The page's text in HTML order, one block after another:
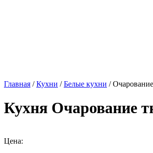
Главная /Кухни /Белые кухни /
Кухня Очарование
Цена: